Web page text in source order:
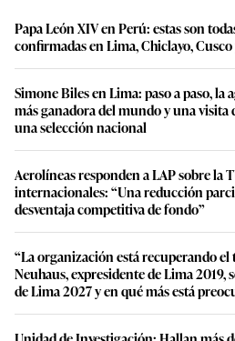
Papa León XIV en Perú: estas son
confirmadas en Lima, Chiclayo,
Simone Biles en Lima: paso a paso, la
más ganadora del mundo y una visita
una selección nacional
Aerolíneas responden a LAP sobre la
internacionales: “Una reducción
desventaja competitiva de fondo”
“La organización está recuperando
Neuhaus, expresidente de Lima 2019,
de Lima 2027 y en qué más está